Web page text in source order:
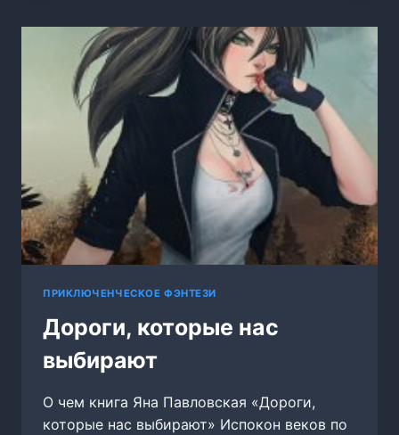
ПРИКЛЮЧЕНЧЕСКОЕ ФЭНТЕЗИ
Дороги, которые нас
выбирают
О чем книга Яна Павловская «Дороги,
которые нас выбирают» Испокон веков по